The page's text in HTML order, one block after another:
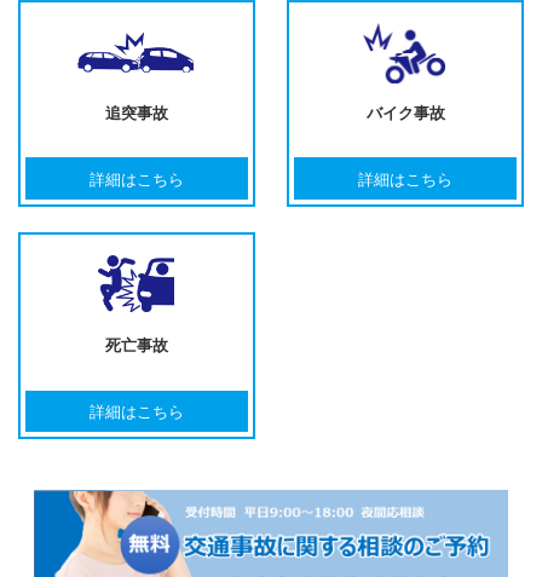
追突事故
詳細はこちら
バイク事故
詳細はこちら
死亡事故
詳細はこちら